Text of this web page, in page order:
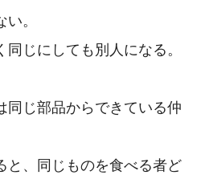
。
じにしても別人になる。
同じ部品からできている仲
と、同じものを食べる者ど